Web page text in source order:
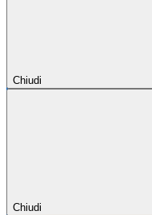
Chiudi
Chiudi